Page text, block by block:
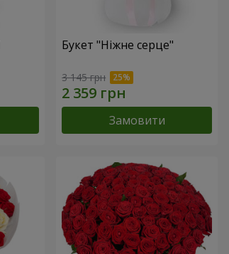
Букет "Ніжне серце"
3 145 грн
Замовити